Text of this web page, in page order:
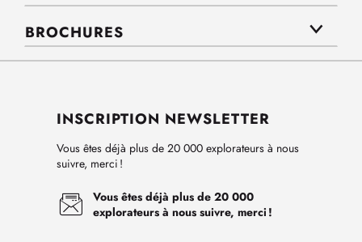
BROCHURES
INSCRIPTION NEWSLETTER
Vous êtes déjà plus de 20 000 explorateurs à nous
suivre, merci !
Vous êtes déjà plus de 20 000
explorateurs à nous suivre, merci !